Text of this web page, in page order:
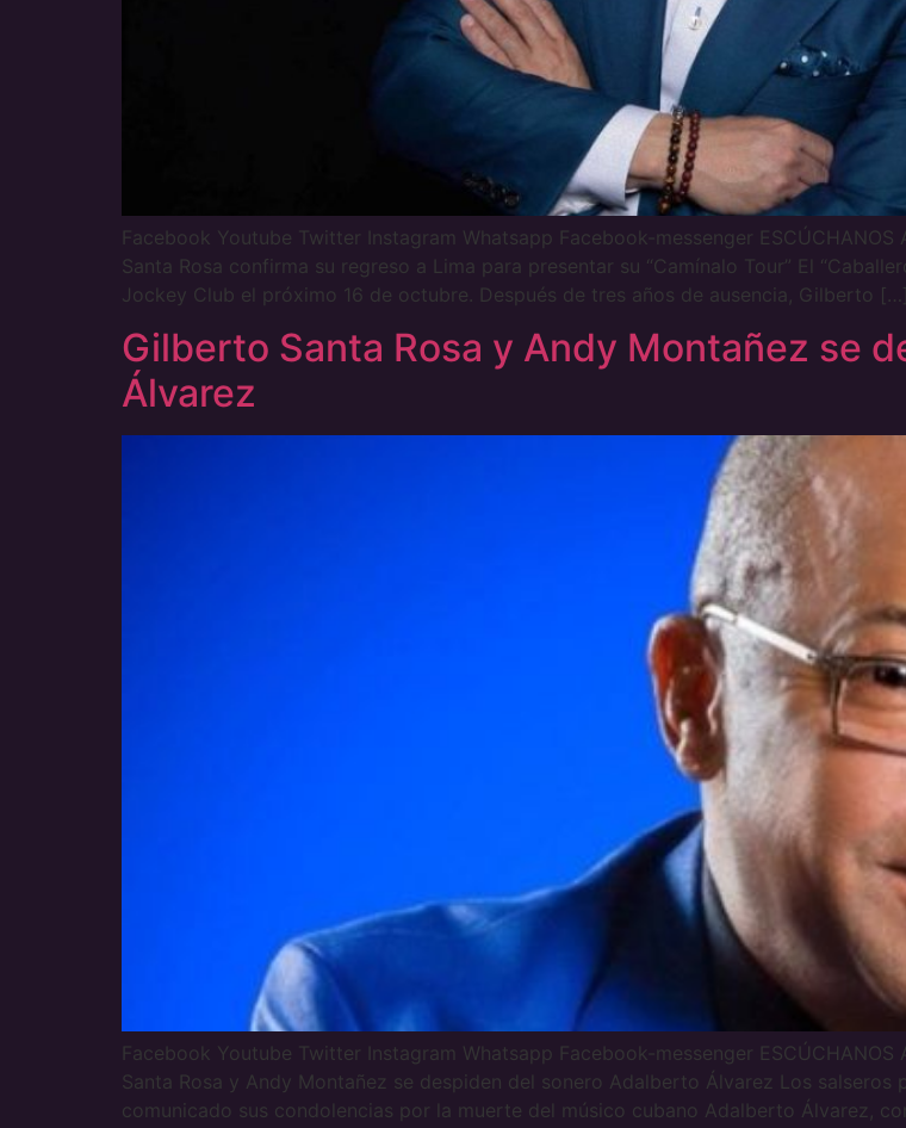
Facebook Youtube Twitter Instagram Whatsapp Facebook-messenger
Santa Rosa confirma su regreso a Lima para presentar su “Camínalo Tour” El
Jockey Club el próximo 16 de octubre. Después de tres años de ausencia, Gilberto […]
Gilberto Santa Rosa y Andy Montañez se
Álvarez
Facebook Youtube Twitter Instagram Whatsapp Facebook-messenger
Santa Rosa y Andy Montañez se despiden del sonero Adalberto Álvarez Los
comunicado sus condolencias por la muerte del músico cubano Adalberto Álvarez,